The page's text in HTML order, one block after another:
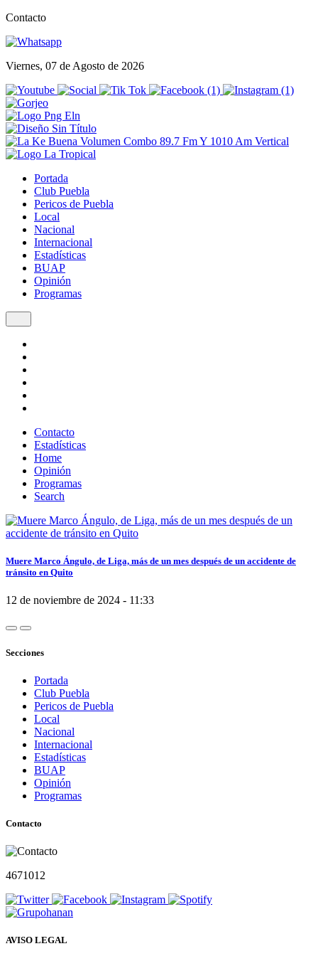
Contacto
Viernes, 07 de Agosto de 2026
Portada
Club Puebla
Pericos de Puebla
Local
Nacional
Internacional
Estadísticas
BUAP
Opinión
Programas
Contacto
Estadísticas
Home
Opinión
Programas
Search
Muere Marco Ángulo, de Liga, más de un mes después de un accidente de
tránsito en Quito
12 de noviembre de 2024 - 11:33
Secciones
Portada
Club Puebla
Pericos de Puebla
Local
Nacional
Internacional
Estadísticas
BUAP
Opinión
Programas
Contacto
4671012
AVISO LEGAL